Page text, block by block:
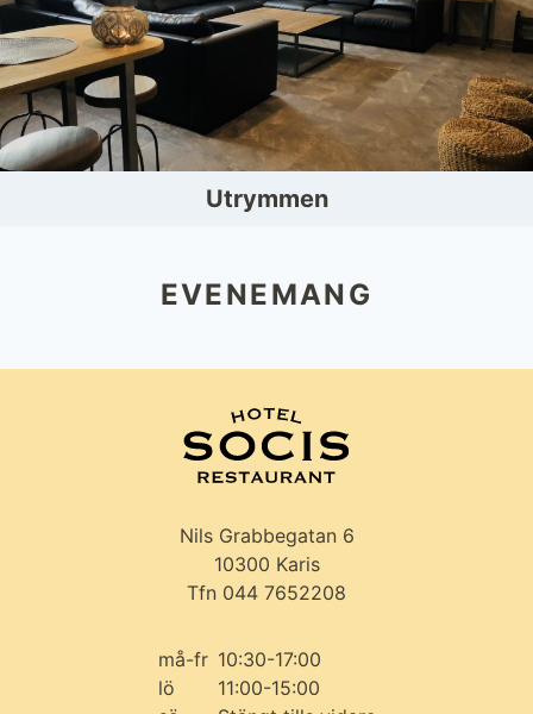
Utrymmen
EVENEMANG
Nils Grabbegatan 6
10300 Karis
Tfn 044 7652208
må-fr
lö
10:30-17:00
11:00-15:00